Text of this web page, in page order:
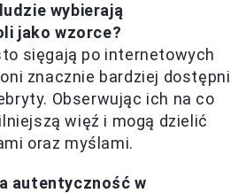
wybierają
jako wzorce?
sięgają po internetowych
znacznie bardziej dostępni
Obserwując ich na co
więź i mogą dzielić
oraz myślami.
autentyczność w